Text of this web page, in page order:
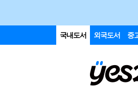
국내도서 외국도서 중